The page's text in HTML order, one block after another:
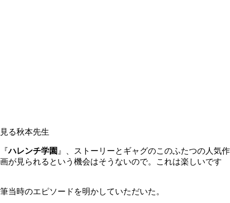
る秋本先生
ハレンチ学園 』、ストーリーとギャグのこのふたつの人気作
が見られるという機会はそうないので。これは楽しいです
時のエピソードを明かしていただいた。